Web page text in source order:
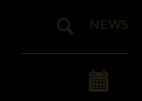
NEWS